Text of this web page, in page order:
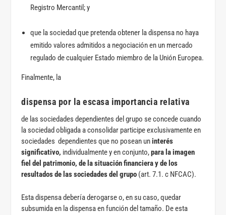
Registro Mercantil; y
que la sociedad que pretenda obtener la dispensa no haya
emitido valores admitidos a negociación en un mercado
regulado de cualquier Estado miembro de la Unión Europea.
Finalmente, la
dispensa por la escasa importancia relativa
de las sociedades dependientes del grupo se concede cuando
la sociedad obligada a consolidar participe exclusivamente en
sociedades dependientes que no posean uninterés
significativo, individualmente y en conjunto,para la imagen
fiel del patrimonio, de la situación financiera y de los
resultados de las sociedades del grupo (art. 7.1. c NFCAC).
Esta dispensa debería derogarse o, en su caso, quedar
subsumida en la dispensa en función del tamaño. De esta